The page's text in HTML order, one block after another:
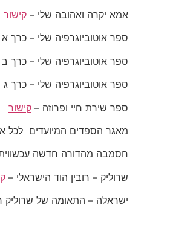
אמא יקרה ואהובה שלי – קישור
ספר אוטוביוגרפיה שלי – כרך א מתוך 3
ספר אוטוביוגרפיה שלי – כרך ב מתוך 3
ספר אוטוביוגרפיה שלי – כרך ג מתוך 3
ספר שירת חיי ופרוזה – קישור
מאגר הספדים המיועדים לכל
חסמבה מהדורה חדשה
שרוליק – רובין הוד הישראלי –
ישראלה – התאומה של שרוליק